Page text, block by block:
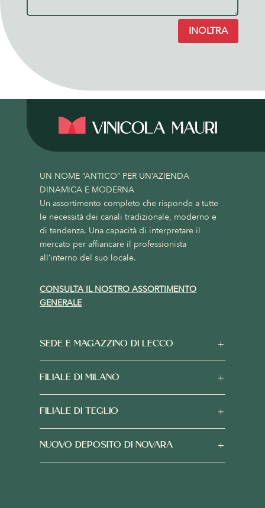
INOLTRA
UN NOME “ANTICO” PER UN’AZIENDA
DINAMICA E MODERNA
Un assortimento completo che risponde a tutte
le necessità dei canali tradizionale, moderno e
di tendenza. Una capacità di interpretare il
mercato per affiancare il professionista
all’interno del suo locale.
CONSULTA IL NOSTRO ASSORTIMENTO
GENERALE
SEDE E MAGAZZINO DI LECCO
FILIALE DI MILANO
FILIALE DI TEGLIO
NUOVO DEPOSITO DI NOVARA